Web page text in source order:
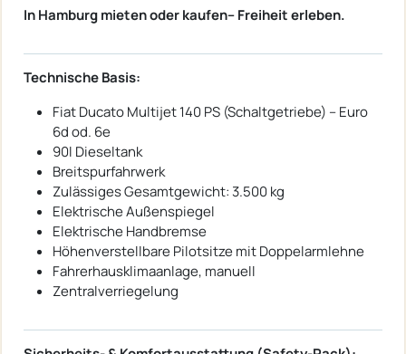
In Hamburg mieten oder kaufen– Freiheit erleben.
Technische Basis:
Fiat Ducato Multijet 140 PS (Schaltgetriebe) – Euro
6d od. 6e
90l Dieseltank
Breitspurfahrwerk
Zulässiges Gesamtgewicht: 3.500 kg
Elektrische Außenspiegel
Elektrische Handbremse
Höhenverstellbare Pilotsitze mit Doppelarmlehne
Fahrerhausklimaanlage, manuell
Zentralverriegelung